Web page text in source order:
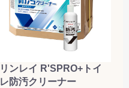
リンレイ R'SPRO+トイ
レ防汚クリーナー